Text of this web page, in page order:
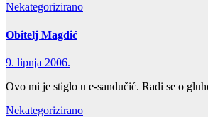
Nekategorizirano
Obitelj Magdić
9. lipnja 2006.
Ovo mi je stiglo u e-sandučić. Radi se o
Nekategorizirano